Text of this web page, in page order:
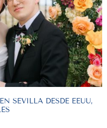
SEVILLA DESDE EEUU,